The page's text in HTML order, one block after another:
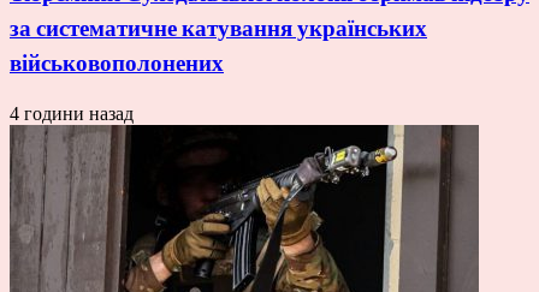
за систематичне катування українських
військовополонених
4 години назад